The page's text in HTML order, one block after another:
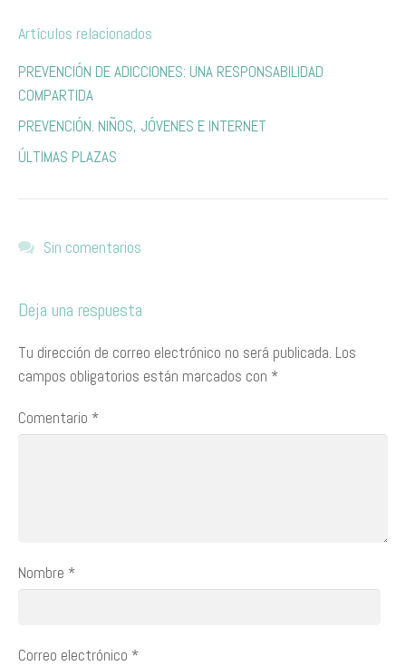
Artículos relacionados
​P​REVENCIÓN DE ADICCIONES: UNA RESPONSABILIDAD
COMPARTIDA ​
PREVENCIÓN. NIÑOS, JÓVENES E INTERNET
ÚLTIMAS PLAZAS
Sin comentarios
Deja una respuesta
Tu dirección de correo electrónico no será publicada. Los
campos obligatorios están marcados con *
Comentario *
Nombre *
Correo electrónico *